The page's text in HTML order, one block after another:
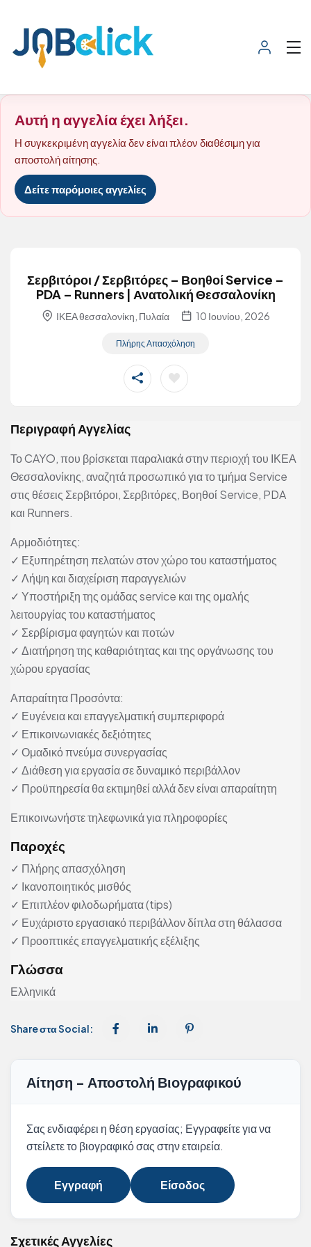
Αυτή η αγγελία έχει λήξει.
Η συγκεκριμένη αγγελία δεν είναι πλέον διαθέσιμη για
αποστολή αίτησης.
Δείτε παρόμοιες αγγελίες
Σερβιτόροι / Σερβιτόρες – Βοηθοί Service –
PDA – Runners | Ανατολική Θεσσαλονίκη
ΙΚΕΑ θεσσαλονίκη, Πυλαία 10 Ιουνίου, 2026
Πλήρης Απασχόληση
Περιγραφή Αγγελίας
Το CAYO, που βρίσκεται παραλιακά στην περιοχή του ΙΚΕΑ
Θεσσαλονίκης, αναζητά προσωπικό για το τμήμα Service
στις θέσεις Σερβιτόροι, Σερβιτόρες, Βοηθοί Service, PDA
και Runners.
Αρμοδιότητες:
✓ Εξυπηρέτηση πελατών στον χώρο του καταστήματος
✓ Λήψη και διαχείριση παραγγελιών
✓ Υποστήριξη της ομάδας service και της ομαλής
λειτουργίας του καταστήματος
✓ Σερβίρισμα φαγητών και ποτών
✓ Διατήρηση της καθαριότητας και της οργάνωσης του
χώρου εργασίας
Απαραίτητα Προσόντα:
✓ Ευγένεια και επαγγελματική συμπεριφορά
✓ Επικοινωνιακές δεξιότητες
✓ Ομαδικό πνεύμα συνεργασίας
✓ Διάθεση για εργασία σε δυναμικό περιβάλλον
✓ Προϋπηρεσία θα εκτιμηθεί αλλά δεν είναι απαραίτητη
Επικοινωνήστε τηλεφωνικά για πληροφορίες
Παροχές
✓ Πλήρης απασχόληση
✓ Ικανοποιητικός μισθός
✓ Επιπλέον φιλοδωρήματα (tips)
✓ Ευχάριστο εργασιακό περιβάλλον δίπλα στη θάλασσα
✓ Προοπτικές επαγγελματικής εξέλιξης
Γλώσσα
Ελληνικά
Share στα Social:
Αίτηση - Αποστολή Βιογραφικού
Σας ενδιαφέρει η θέση εργασίας; Εγγραφείτε για να
στείλετε το βιογραφικό σας στην εταιρεία.
Εγγραφή Είσοδος
Σχετικές Αγγελίες